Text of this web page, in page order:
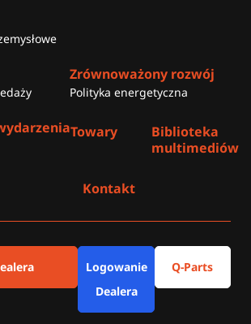
Zrównoważony rozwój
Polityka energetyczna
Towary
Biblioteka
multimediów
Kontakt
Logowanie
Dealera
Q-Parts